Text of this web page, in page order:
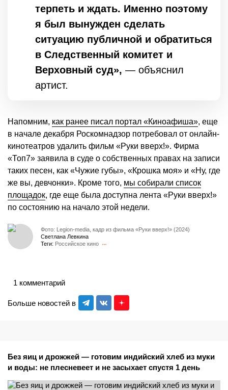
терпеть и ждать. Именно поэтому
я был вынужден сделать
ситуацию публичной и обратиться
в Следственный комитет и
Верховный суд», — объяснил
артист.
Напомним, как ранее писал портал «Киноафиша», еще
в начале декабря Роскомнадзор потребовал от онлайн-
кинотеатров удалить фильм «Руки вверх!». Фирма
«Топ7» заявила в суде о собственных правах на записи
таких песен, как «Чужие губы», «Крошка моя» и «Ну, где
же вы, девчонки». Кроме того, мы собирали список
площадок, где еще была доступна лента «Руки вверх!»
по состоянию на начало этой недели.
Фото: Legion-media, кадр из фильма «Руки вверх!» (2024)
Светлана Левкина
Теги: Российское кино
Больше новостей в
1 комментарий
Без яиц и дрожжей — готовим индийский хлеб из муки
и воды: не плесневеет и не засыхает спустя 1 день